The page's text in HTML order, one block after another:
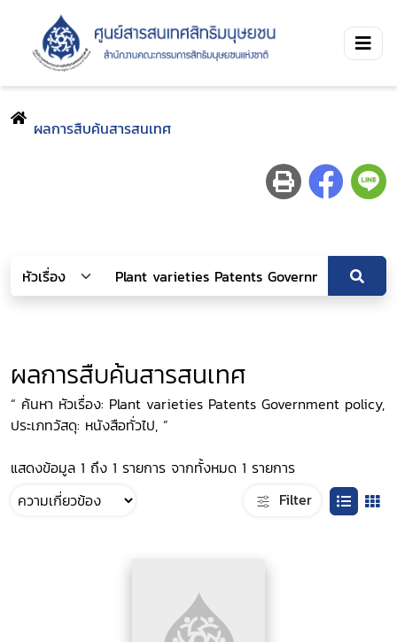
ผลการสืบค้นสารสนเทศ
ผลการสืบค้นสารสนเทศ
“ ค้นหา หัวเรื่อง: Plant varieties Patents Government policy,
ประเภทวัสดุ: หนังสือทั่วไป, ”
แสดงข้อมูล 1 ถึง 1 รายการ จากทั้งหมด 1 รายการ
Filter